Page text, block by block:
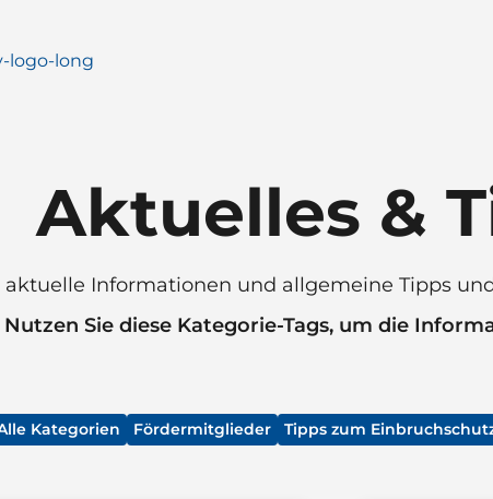
Aktuelles &
Informationen und allgemeine Tipps
Nutzen Sie diese Kategorie-Tags, um die
Kategorien Fördermitglieder Tipps zum